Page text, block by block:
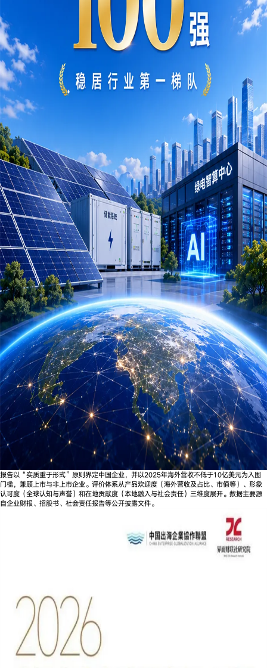
报告以“实质重于形式”原则界定中国企业，并以2025年海外营收不低于10亿美元为入围
门槛，兼顾上市与非上市企业。评价体系从产品欢迎度（海外营收及占比、市值等）、形象
认可度（全球认知与声誉）和在地贡献度（本地融入与社会责任）三维度展开。数据主要源
自企业财报、招股书、社会责任报告等公开披露文件。